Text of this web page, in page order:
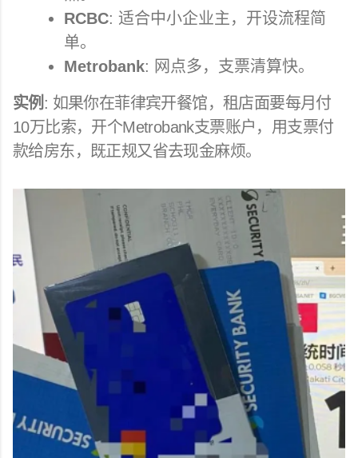
RCBC: 适合中小企业主，开设流程简
单。
Metrobank: 网点多，支票清算快。
实例 : 如果你在菲律宾开餐馆，租店面要每月付
10万比索，开个Metrobank支票账户，用支票付
款给房东，既正规又省去现金麻烦。